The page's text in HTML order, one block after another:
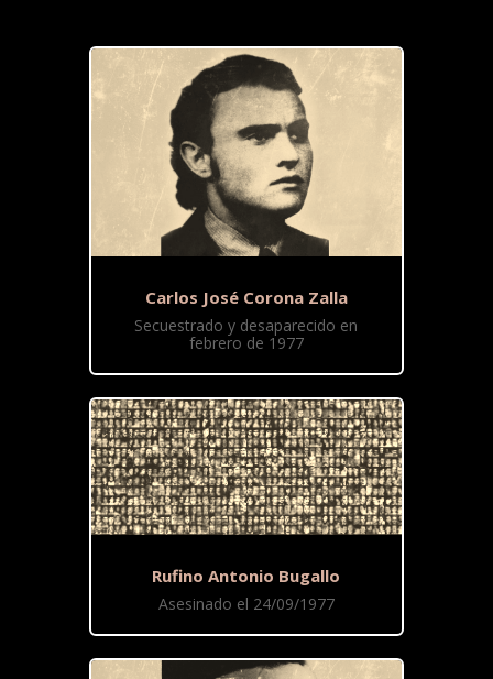
Carlos José Corona Zalla
Secuestrado y desaparecido en
febrero de 1977
Rufino Antonio Bugallo
Asesinado el 24/09/1977